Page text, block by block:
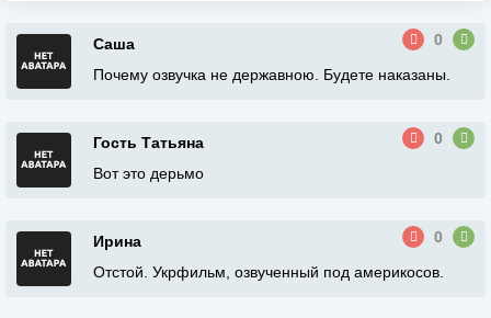
Саша
0
Почему озвучка не державною. Будете наказаны.
Гость Татьяна
0
Вот это дерьмо
Ирина
0
Отстой. Укрфильм, озвученный под америкосов.